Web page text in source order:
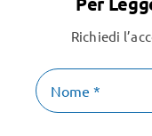
Richiedi